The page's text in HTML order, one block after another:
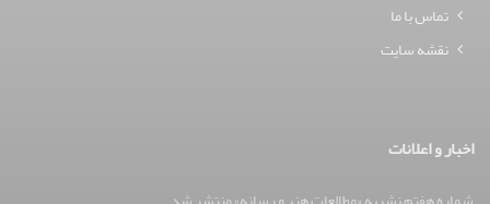
تماس با ما
نقشه سایت
اخبار و اعلانات